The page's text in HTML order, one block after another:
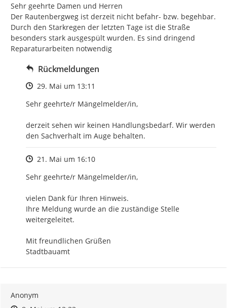
Sehr geehrte Damen und Herren
Der Rautenbergweg ist derzeit nicht befahr- bzw. begehbar.
Durch den Starkregen der letzten Tage ist die Straße
besonders stark ausgespült wurden. Es sind dringend
Reparaturarbeiten notwendig
Rückmeldungen
Zeitpunkt des Erstellens
29. Mai um 13:11
Sehr geehrte/r Mängelmelder/in,
derzeit sehen wir keinen Handlungsbedarf. Wir werden
den Sachverhalt im Auge behalten.
Zeitpunkt des Erstellens
21. Mai um 16:10
Sehr geehrte/r Mängelmelder/in,
vielen Dank für Ihren Hinweis.
Ihre Meldung wurde an die zuständige Stelle
weitergeleitet.
Mit freundlichen Grüßen
Stadtbauamt
Anonym